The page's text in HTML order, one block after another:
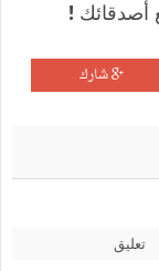
أصدقائك !
شارك
تعليق